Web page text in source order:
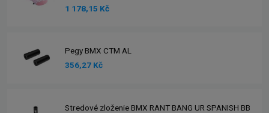
1 178,15 Kč
Pegy BMX CTM AL
356,27 Kč
Stredové zloženie BMX RANT BANG UR SPANISH BB